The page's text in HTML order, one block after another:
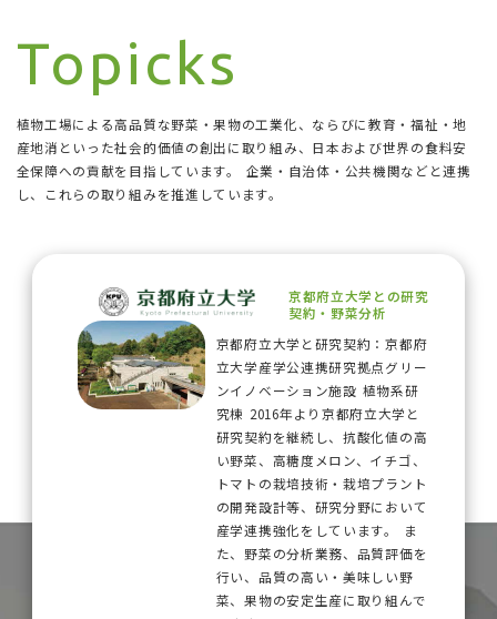
Topicks
植物工場による高品質な野菜・果物の工業化、ならびに教育・福祉・地
産地消といった社会的価値の創出に取り組み、日本および世界の食料安
全保障への貢献を目指しています。 企業・自治体・公共機関などと連携
し、これらの取り組みを推進しています。
京都府立大学との研究
契約・野菜分析
京都府立大学と研究契約：京都府
立大学産学公連携研究拠点グリー
ンイノベーション施設 植物系研
究棟 2016年より京都府立大学と
研究契約を継続し、抗酸化値の高
い野菜、高糖度メロン、イチゴ、
トマトの栽培技術・栽培プラント
の開発設計等、研究分野において
産学連携強化をしています。 ま
た、野菜の分析業務、品質評価を
行い、品質の高い・美味しい野
菜、果物の安定生産に取り組んで